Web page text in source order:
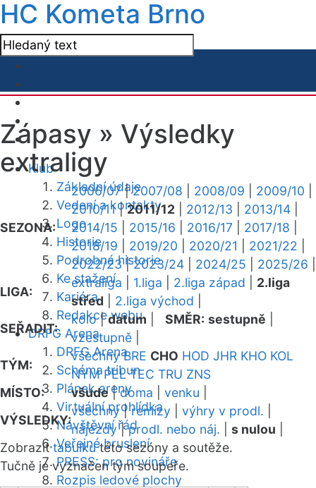
HC Kometa Brno
Klub
Základní údaje
Vedení a kontakty
Logo
Historie
Podrobná historie
Ke stažení
Kariéra
Redakce webu
DRFG Arena
DRFG Arena
Schéma tribun
Plánek areny
Virtuální prohlídka
Návštěvní řád
Veřejné bruslení
PRESS: pro novináře
Rozpis ledové plochy
Zápasy » Výsledky
extraligy
SEZONA:
2006/07|2007/08 2008/09 2009/10
2010/11|2011/12 2012/13 2013/14
2014/15
2015/16 2016/17 2017/18
2018/19
2019/20 2020/21 2021/22
2022/23|2023/24 2024/25 2025/26
LIGA:
extraliga 1.liga 2.liga západ
2.liga
střed
2.liga východ
SEŘADIT:
kolo|datum SMĚR: sestupně
vzestupně
TÝM:
všechny BRE CHO HOD JHR KHO KOL
NYM PEL TEC TRU ZNS
MÍSTO:
všude|doma venku
VÝSLEDKY:
všechny|remízy výhry v prodl.
nájezdy|prodl. nebo náj. s nulou
Zobrazittabulkutéto sezóny a soutěže.
Tučně je vyznačen tým soupeře.